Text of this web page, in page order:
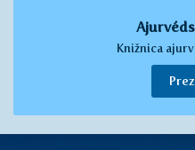
Knižnica